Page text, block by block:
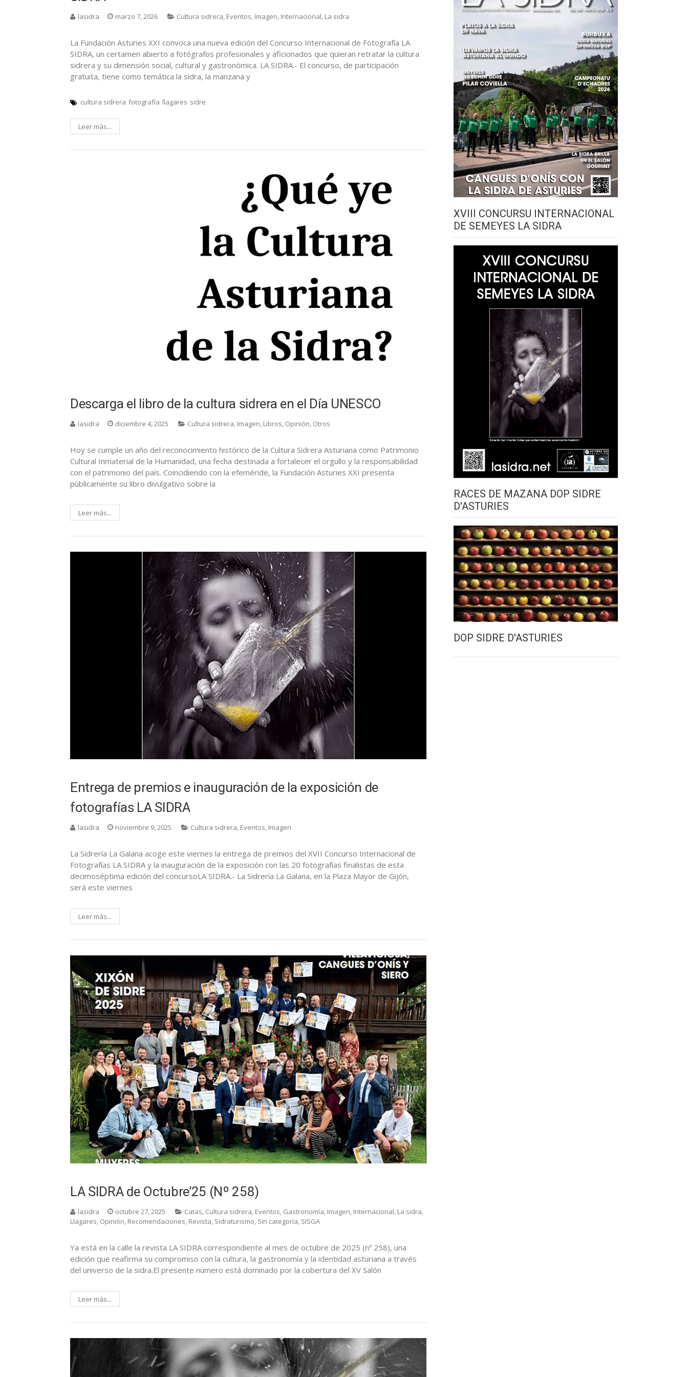
lasidra marzo 7, 2026 Cultura sidrera, Eventos, Imagen, Internacional, La sidra
La Fundación Asturies XXI convoca una nueva edición del Concurso Internacional de Fotografía LA
SIDRA, un certamen abierto a fotógrafos profesionales y aficionados que quieran retratar la cultura
sidrera y su dimensión social, cultural y gastronómica. LA SIDRA.- El concurso, de participación
gratuita, tiene como temática la sidra, la manzana y
cultura sidrera fotografía llagares sidre
Leer más...
Descarga el libro de la cultura sidrera en el Día UNESCO
lasidra diciembre 4, 2025 Cultura sidrera Imagen Libros Opinión Otros
Hoy se cumple un año del reconocimiento histórico de la Cultura Sidrera Asturiana como Patrimonio
Cultural Inmaterial de la Humanidad, una fecha destinada a fortalecer el orgullo y la responsabilidad
con el patrimonio del país. Coincidiendo con la efeméride, la Fundación Asturies XXI presenta
públicamente su libro divulgativo sobre la
Leer más...
Entrega de premios e inauguración de la exposición de
fotografías LA SIDRA
lasidra noviembre 9, 2025 Cultura sidrera, Eventos, Imagen
La Sidrería La Galana acoge este viernes la entrega de premios del XVII Concurso Internacional de
Fotografías LA SIDRA y la inauguración de la exposición con las 20 fotografías finalistas de esta
decimoséptima edición del concursoLA SIDRA.- La Sidrería La Galana, en la Plaza Mayor de Gijón,
será este viernes
Leer más...
LA SIDRA de Octubre’25 (Nº 258)
lasidra octubre 27, 2025 Catas, Cultura sidrera, Eventos, Gastronomía, Imagen, Internacional, La sidra,
Llagares, Opinión, Recomendaciones, Revista, Sidraturismo, Sin categoría, SISGA
Ya está en la calle la revista LA SIDRA correspondiente al mes de octubre de 2025 (nº 258), una
edición que reafirma su compromiso con la cultura, la gastronomía y la identidad asturiana a través
del universo de la sidra.El presente número está dominado por la cobertura del XV Salón
Leer más...
XVIII CONCURSU INTERNACIONAL
DE SEMEYES LA SIDRA
RACES DE MAZANA DOP SIDRE
D'ASTURIES
DOP SIDRE D'ASTURIES